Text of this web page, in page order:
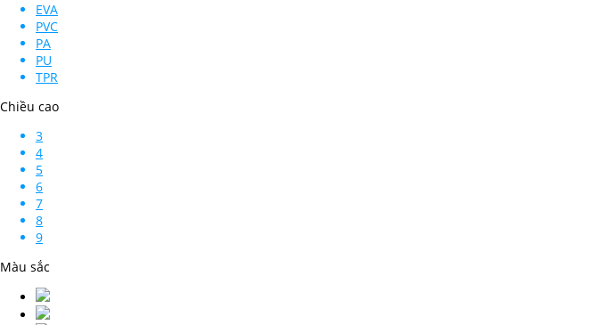
EVA
PVC
PA
PU
TPR
Chiều cao
3
4
5
6
7
8
9
Màu sắc